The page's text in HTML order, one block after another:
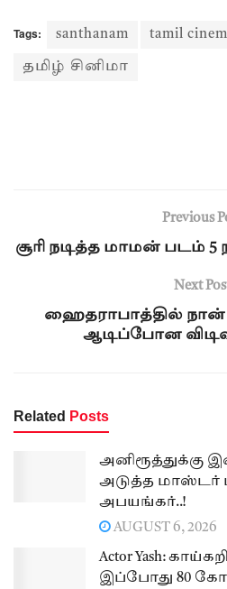
Tags: santhanam tamil
தமிழ் சினிமா
Previous
சூரி நடித்த மாமன் படம்
Next
ஹைதராபாத்தில்
ஆடிப்போன
Related Posts
அனிரூத்துக்கு
அடுத்த
அபயங்கர்..!
AUGUST 6, 2026
Actor Yash:
இப்போது 80